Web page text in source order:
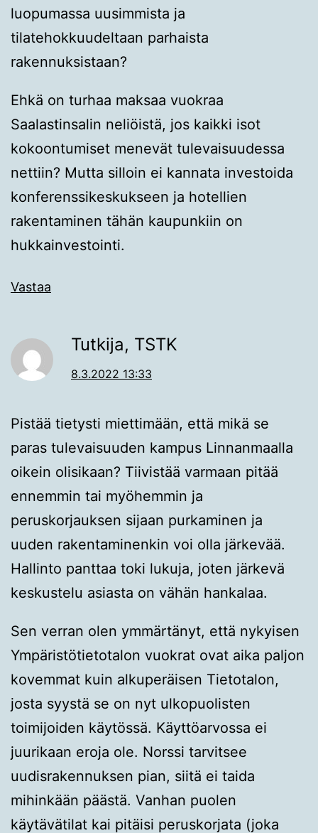
luopumassa uusimmista ja
tilatehokkuudeltaan parhaista
rakennuksistaan?
Ehkä on turhaa maksaa vuokraa
Saalastinsalin neliöistä, jos kaikki isot
kokoontumiset menevät tulevaisuudessa
nettiin? Mutta silloin ei kannata investoida
konferenssikeskukseen ja hotellien
rakentaminen tähän kaupunkiin on
hukkainvestointi.
Vastaa
Tutkija, TSTK
8.3.2022 13:33
Pistää tietysti miettimään, että mikä se
paras tulevaisuuden kampus Linnanmaalla
oikein olisikaan? Tiivistää varmaan pitää
ennemmin tai myöhemmin ja
peruskorjauksen sijaan purkaminen ja
uuden rakentaminenkin voi olla järkevää.
Hallinto panttaa toki lukuja, joten järkevä
keskustelu asiasta on vähän hankalaa.
Sen verran olen ymmärtänyt, että nykyisen
Ympäristötietotalon vuokrat ovat aika paljon
kovemmat kuin alkuperäisen Tietotalon,
josta syystä se on nyt ulkopuolisten
toimijoiden käytössä. Käyttöarvossa ei
juurikaan eroja ole. Norssi tarvitsee
uudisrakennuksen pian, siitä ei taida
mihinkään päästä. Vanhan puolen
käytävätilat kai pitäisi peruskorjata (joka